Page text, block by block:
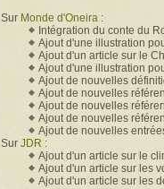
Sur Monde d'Oneira :
Intégration du conte du
Ajout d'une illustration
Ajout d'un article sur le
Ajout d'une illustration
Ajout de nouvelles
Ajout de nouvelles
Ajout de nouvelles
Ajout de nouvelles
Ajout de nouvelles
Sur JDR :
Ajout d'un article sur le
Ajout d'un article sur les
Ajout d'un article sur les